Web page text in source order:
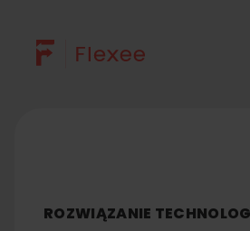
treści
ROZWIĄZANIE